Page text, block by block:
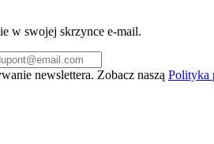
w swojej skrzynce e-mail.
newslettera. Zobacz naszą Polityka